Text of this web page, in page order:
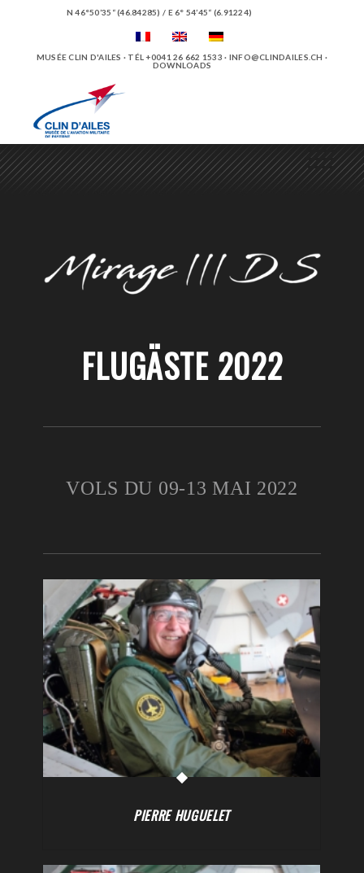
N 46°50’35“ (46.84285) / E 6° 54’45“ (6.91224)
MUSÉE CLIN D'AILES · TÉL +0041 26 662 1533 · INFO@CLINDAILES.CH ·
DOWNLOADS
FLUGÄSTE 2022
VOLS DU 09-13 MAI 2022
PIERRE HUGUELET